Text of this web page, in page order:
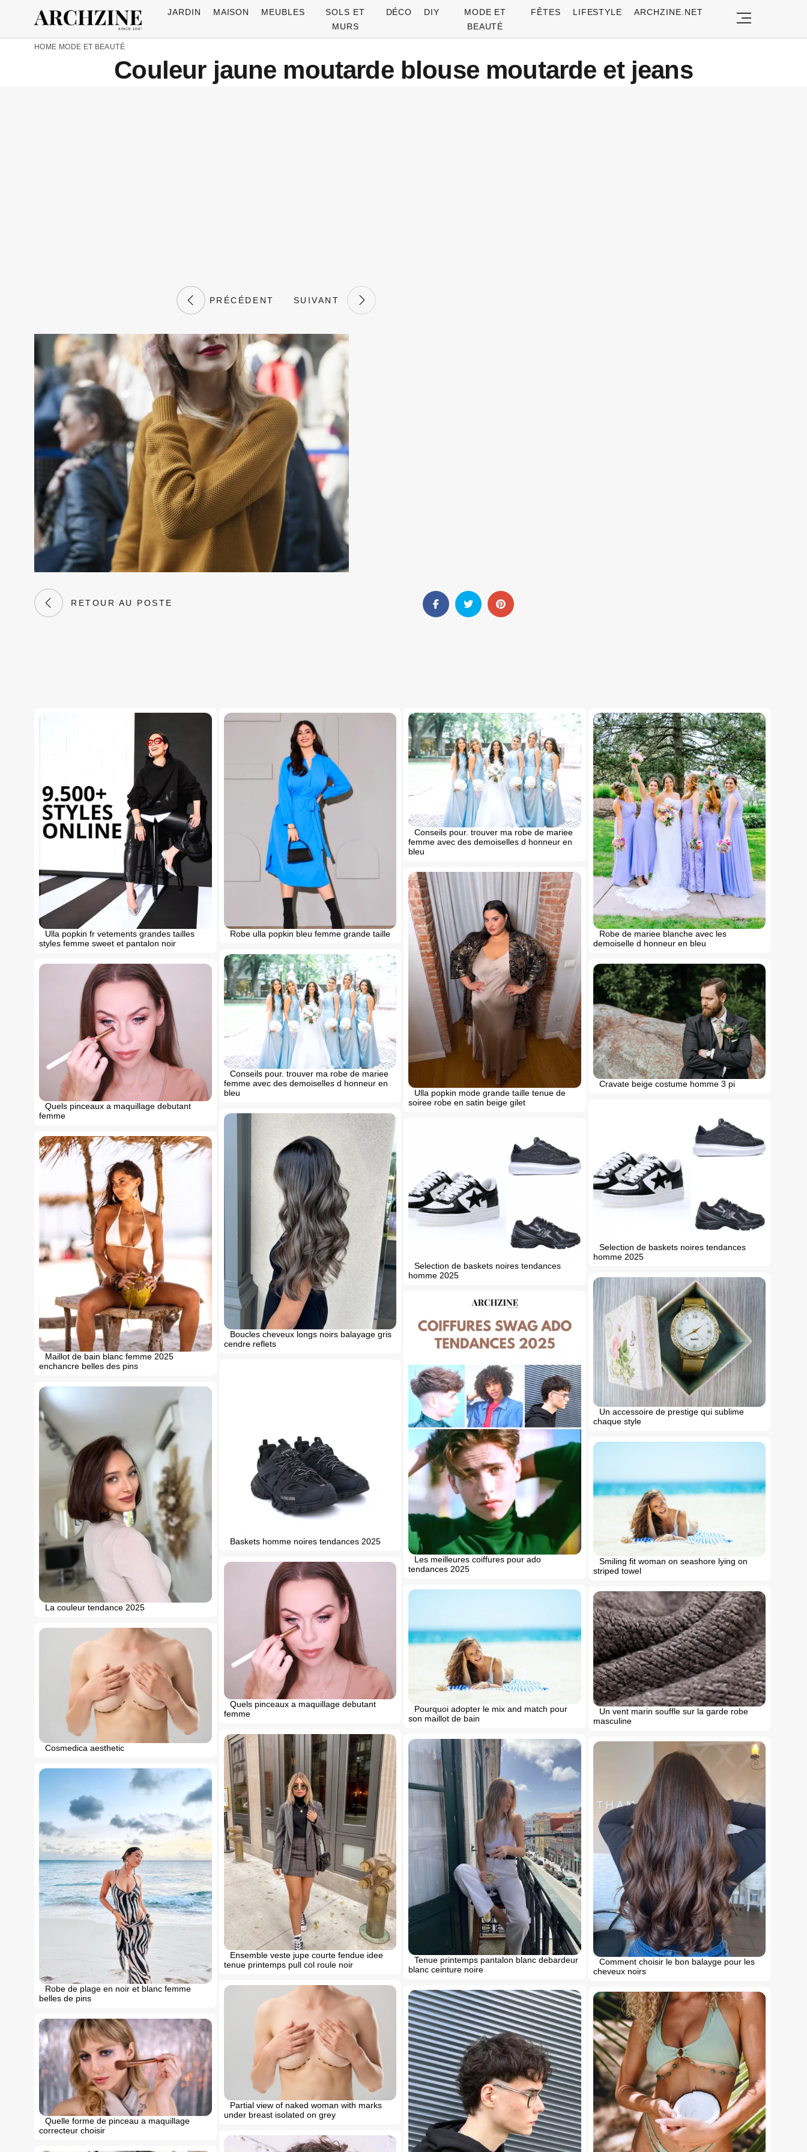
JARDIN MAISON MEUBLES
SOLS ET
MURS
DÉCO DIY
MODE ET
BEAUTÉ
FÊTES LIFESTYLE ARCHZINE.NET
HOME MODE ET BEAUTÉ
Couleur jaune moutarde blouse moutarde et jeans
PRÉCÉDENT SUIVANT
RETOUR AU POSTE
Ulla popkin fr vetements grandes tailles
styles femme sweet et pantalon noir
Robe ulla popkin bleu femme grande taille
Conseils pour. trouver ma robe de mariee
femme avec des demoiselles d honneur en
bleu
Robe de mariee blanche avec les
demoiselle d honneur en bleu
Ulla popkin mode grande taille tenue de
soiree robe en satin beige gilet
Conseils pour. trouver ma robe de mariee
femme avec des demoiselles d honneur en
bleu
Quels pinceaux a maquillage debutant
femme
Cravate beige costume homme 3 pi
Selection de baskets noires tendances
homme 2025
Boucles cheveux longs noirs balayage gris
cendre reflets
Selection de baskets noires tendances
homme 2025
Maillot de bain blanc femme 2025
enchancre belles des pins
Un accessoire de prestige qui sublime
chaque style
Les meilleures coiffures pour ado
tendances 2025
Baskets homme noires tendances 2025
La couleur tendance 2025
Smiling fit woman on seashore lying on
striped towel
Quels pinceaux a maquillage debutant
femme
Pourquoi adopter le mix and match pour
son maillot de bain
Un vent marin souffle sur la garde robe
masculine
Cosmedica aesthetic
Ensemble veste jupe courte fendue idee
tenue printemps pull col roule noir
Tenue printemps pantalon blanc debardeur
blanc ceinture noire
Comment choisir le bon balayge pour les
cheveux noirs
Robe de plage en noir et blanc femme
belles de pins
Partial view of naked woman with marks
under breast isolated on grey
Quelle forme de pinceau a maquillage
correcteur choisir